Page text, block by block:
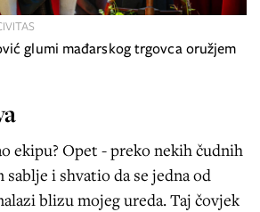
glumi mađarskog trgovca oružjem
ekipu? Opet - preko nekih čudnih
sablje i shvatio da se jedna od
blizu mojeg ureda. Taj čovjek